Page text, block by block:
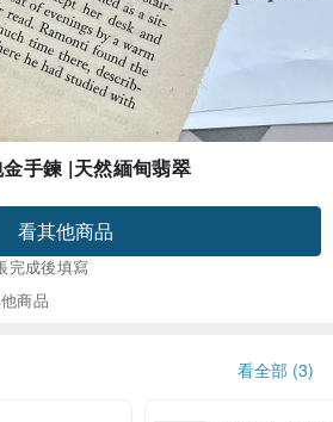
手鍊 |天然緬甸翡翠
看其他商品
完成後填寫
商品
看全部 (3)